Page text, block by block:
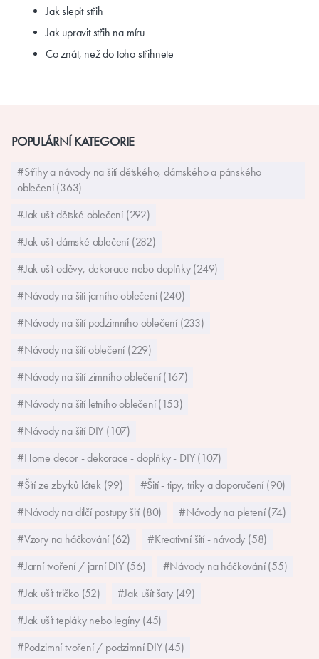
Jak slepit střih
Jak upravit střih na míru
Co znát, než do toho střihnete
POPULÁRNÍ KATEGORIE
#Střihy a návody na šití dětského, dámského a pánského
oblečení (363)
#Jak ušít dětské oblečení (292)
#Jak ušít dámské oblečení (282)
#Jak ušít oděvy, dekorace nebo doplňky (249)
#Návody na šití jarního oblečení (240)
#Návody na šití podzimního oblečení (233)
#Návody na šití oblečení (229)
#Návody na šití zimního oblečení (167)
#Návody na šití letního oblečení (153)
#Návody na šití DIY (107)
#Home decor - dekorace - doplňky - DIY (107)
#Šití ze zbytků látek (99)
#Šití - tipy, triky a doporučení (90)
#Návody na dílčí postupy šití (80)
#Návody na pletení (74)
#Vzory na háčkování (62)
#Kreativní šití - návody (58)
#Jarní tvoření / jarní DIY (56)
#Návody na háčkování (55)
#Jak ušít tričko (52)
#Jak ušít šaty (49)
#Jak ušít tepláky nebo legíny (45)
#Podzimní tvoření / podzimní DIY (45)